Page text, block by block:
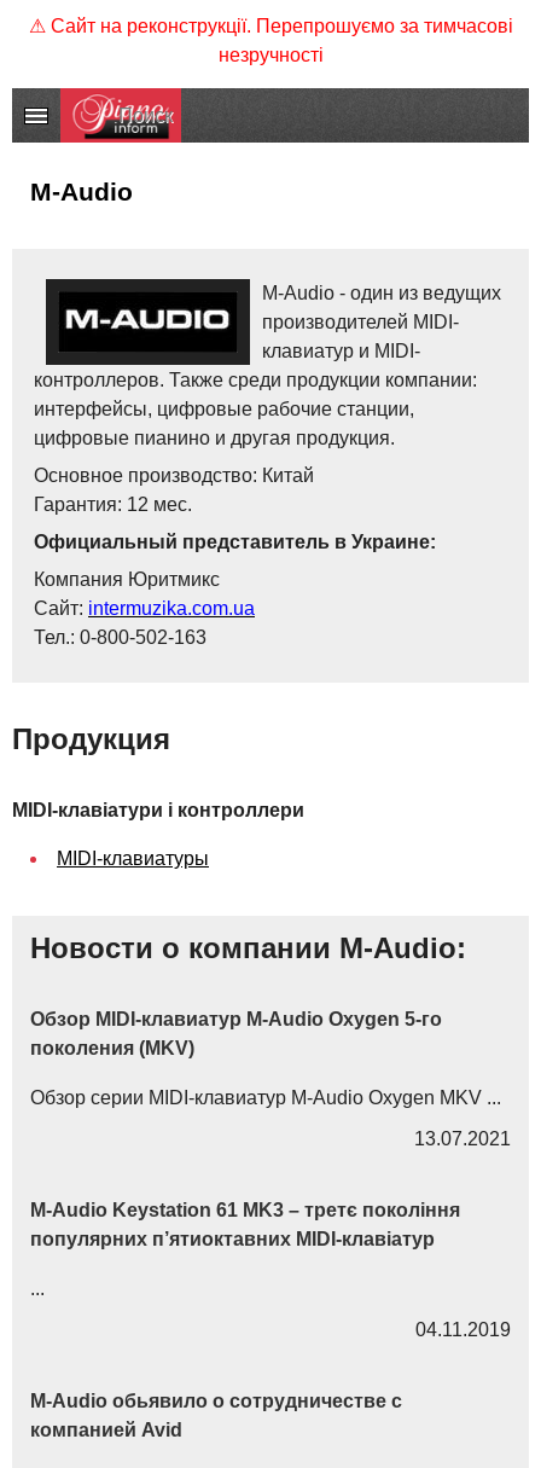
⚠ Сайт на реконструкції. Перепрошуємо за тимчасові
незручності
M-Audio
M-Audio - один из ведущих
производителей MIDI-
клавиатур и MIDI-
контроллеров. Также среди продукции компании:
интерфейсы, цифровые рабочие станции,
цифровые пианино и другая продукция.
Основное производство: Китай
Гарантия: 12 мес.
Официальный представитель в Украине:
Компания Юритмикс
Сайт: intermuzika.com.ua
Тел.: 0-800-502-163
Продукция
MIDI-клавіатури і контроллери
MIDI-клавиатуры
Новости о компании M-Audio:
Обзор MIDI-клавиатур M-Audio Oxygen 5-го
поколения (MKV)
Обзор серии MIDI-клавиатур M-Audio Oxygen MKV ...
13.07.2021
M-Audio Keystation 61 MK3 – третє покоління
популярних п’ятиоктавних MIDI-клавіатур
...
04.11.2019
M-Audio обьявило о сотрудничестве с
компанией Avid